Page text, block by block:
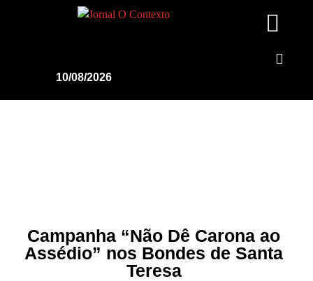
10/08/2026
Campanha “Não Dê Carona ao
Assédio” nos Bondes de Santa
Teresa